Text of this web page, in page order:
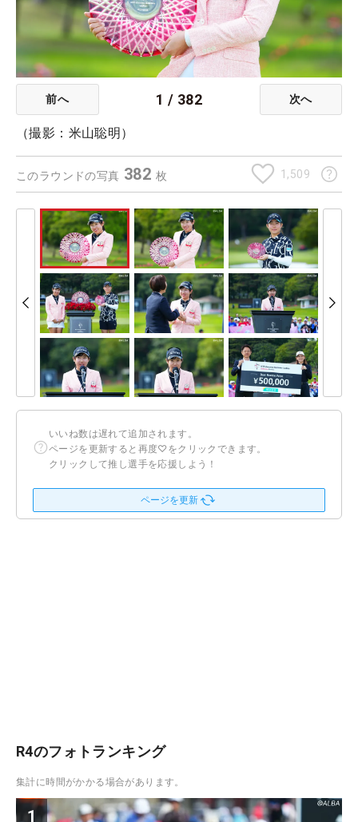
前へ 1 / 382 次へ
（撮影：米山聡明）
このラウンドの写真 382 枚 1,509
いいね数は遅れて追加されます。
ページを更新すると再度♡をクリックできます。
クリックして推し選手を応援しよう！
ページを更新
R4のフォトランキング
集計に時間がかかる場合があります。
1